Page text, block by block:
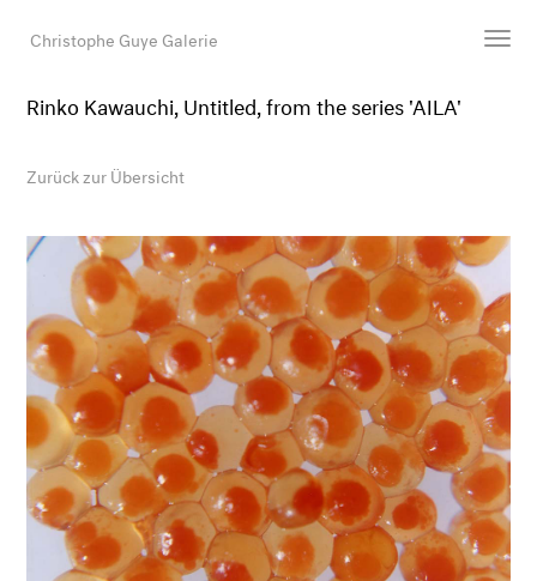
Christophe Guye Galerie
Newsroom
Shop
Galerie
Suche
E-Mail
EN
Rinko Kawauchi, Untitled, from the series 'AILA'
Zurück zur Übersicht